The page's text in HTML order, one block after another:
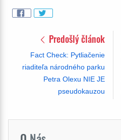
Predošlý článok
Fact Check: Pytliačenie
riaditeľa národného parku
Petra Olexu NIE JE
pseudokauzou